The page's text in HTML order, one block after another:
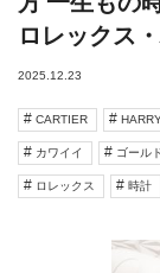
ロレックス
2025.12.23
CARTIER
カワイイ ゴール
ロレックス 時計